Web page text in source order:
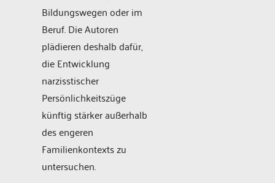
Bildungswegen oder im
Beruf. Die Autoren
plädieren deshalb dafür,
die Entwicklung
narzisstischer
Persönlichkeitszüge
künftig stärker außerhalb
des engeren
Familienkontexts zu
untersuchen.